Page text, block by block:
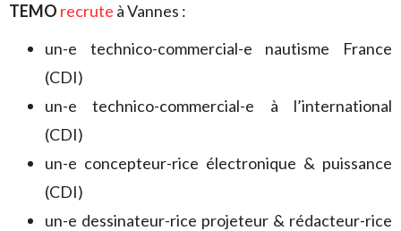
TEMO recrute à Vannes :
un-e technico-commercial-e nautisme France
(CDI)
un-e technico-commercial-e à l’international
(CDI)
un-e concepteur-rice électronique & puissance
(CDI)
un-e dessinateur-rice projeteur & rédacteur-rice